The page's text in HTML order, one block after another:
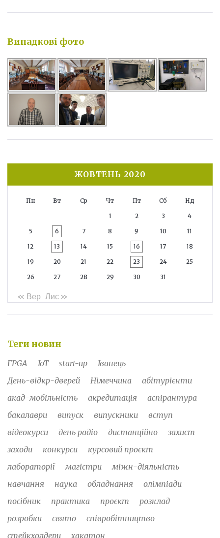
Випадкові фото
ЖОВТЕНЬ 2020
Пн Вт Ср Чт Пт Сб Нд
1 2 3 4
5 6 7 8 9 10 11
12 13 14 15 16 17 18
19 20 21 22 23 24 25
26 27 28 29 30 31
« Вер Лис »
Теги новин
FPGA IoT start-up
Іванець
День-відкр-дверей
Німеччина
абітурієнти
акад-мобільність
акредитація
аспірантура
бакалаври
випуск випускники
вступ
відеокурси
день радіо дистанційно
захист
заходи
конкурси
курсовий проєкт
лабораторії
магістри
міжн-діяльність
навчання
наука обладнання
олімпіади
посібник
практика проєкт
розклад
розробки
свято
співробітництво
стейкхолдери
хакатон